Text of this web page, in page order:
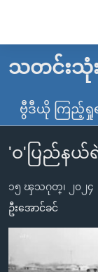
လွယ်ကူ
သည့်
Link
များ
ပင်မ
အကြောင်းအရာ
ကြည့်
မူလစာမျက်နှာ
မြန်မာ
ကမ္ဘာ့သတင်းများ
နိုင်ငံတကာ
တရုတ်
အစ္စရေး-ပါလက်
ဗွီဒီယို
ရပ်ဝန်းတခု လမ်
အင်္ဂလိပ်စာလေ့
သတင်းသုံ
ဗွီဒီယို ကြည့်ရှု
'ဝ'ပြည်နယ်
၁၅ ၾသဂုတ္၊ ၂၀၂၄
ဦးအောင်ခင်